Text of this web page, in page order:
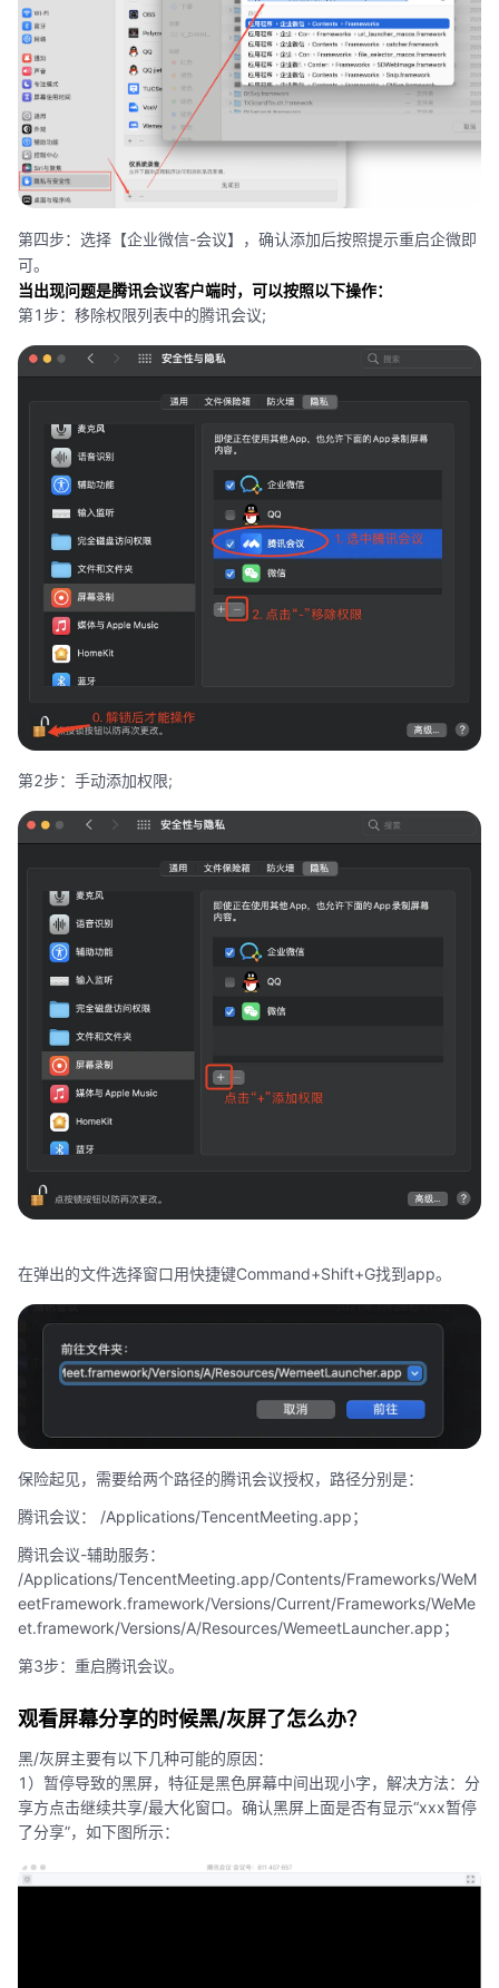
第四步：选择【企业微信-会议】，确认添加后按照提示重启企微即
可。
当出现问题是腾讯会议客户端时，可以按照以下操作：
第1步：移除权限列表中的腾讯会议;
第2步：手动添加权限;
在弹出的文件选择窗口用快捷键Command+Shift+G找到app。
保险起见，需要给两个路径的腾讯会议授权，路径分别是：
腾讯会议： /Applications/TencentMeeting.app；
腾讯会议-辅助服务：
/Applications/TencentMeeting.app/Contents/Frameworks/WeM
eetFramework.framework/Versions/Current/Frameworks/WeMe
et.framework/Versions/A/Resources/WemeetLauncher.app；
第3步：重启腾讯会议。
观看屏幕分享的时候黑/灰屏了怎么办？
黑/灰屏主要有以下几种可能的原因：
1）暂停导致的黑屏，特征是黑色屏幕中间出现小字，解决方法：分
享方点击继续共享/最大化窗口。确认黑屏上面是否有显示“xxx暂停
了分享”，如下图所示：